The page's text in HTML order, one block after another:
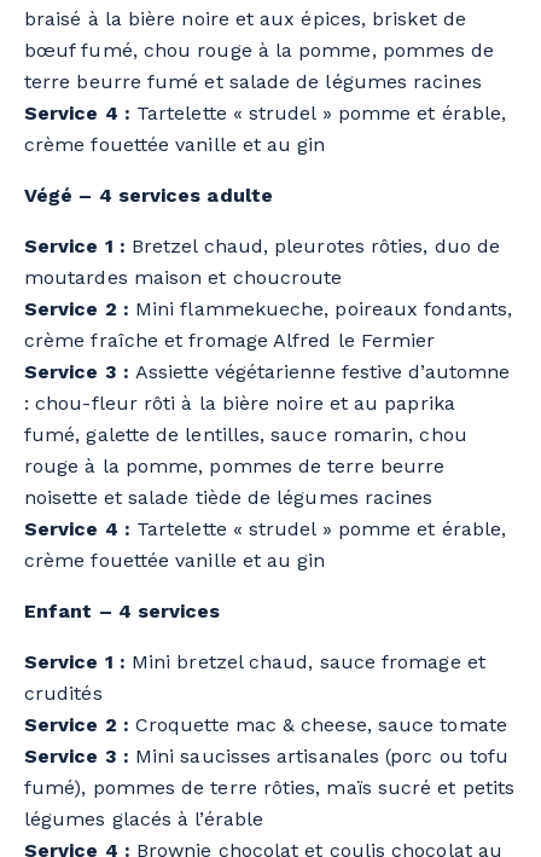
braisé à la bière noire et aux épices, brisket de
bœuf fumé, chou rouge à la pomme, pommes de
terre beurre fumé et salade de légumes racines
Service 4 : Tartelette « strudel » pomme et érable,
crème fouettée vanille et au gin
Végé – 4 services adulte
Service 1 : Bretzel chaud, pleurotes rôties, duo de
moutardes maison et choucroute
Service 2 : Mini flammekueche, poireaux fondants,
crème fraîche et fromage Alfred le Fermier
Service 3 : Assiette végétarienne festive d’automne
: chou-fleur rôti à la bière noire et au paprika
fumé, galette de lentilles, sauce romarin, chou
rouge à la pomme, pommes de terre beurre
noisette et salade tiède de légumes racines
Service 4 : Tartelette « strudel » pomme et érable,
crème fouettée vanille et au gin
Enfant – 4 services
Service 1 : Mini bretzel chaud, sauce fromage et
crudités
Service 2 : Croquette mac & cheese, sauce tomate
Service 3 : Mini saucisses artisanales (porc ou tofu
fumé), pommes de terre rôties, maïs sucré et petits
légumes glacés à l’érable
Service 4 : Brownie chocolat et coulis chocolat au